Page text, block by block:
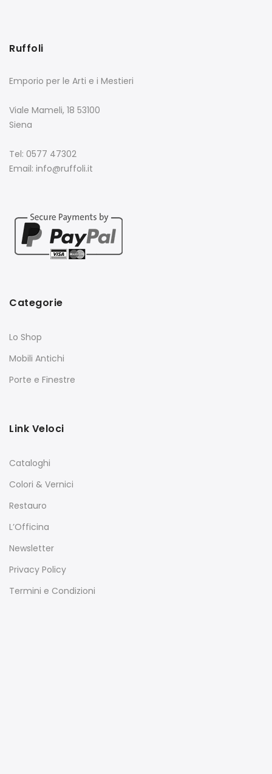
Ruffoli
Emporio per le Arti e i Mestieri
Viale Mameli, 18 53100
Siena
Tel: 0577 47302
Email: info@ruffoli.it
Categorie
Lo Shop
Mobili Antichi
Porte e Finestre
Link Veloci
Cataloghi
Colori & Vernici
Restauro
L’Officina
Newsletter
Privacy Policy
Termini e Condizioni